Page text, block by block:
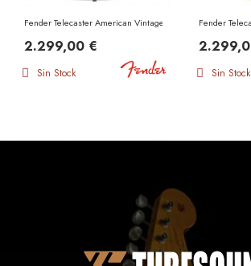
Fender Telecaster American Vintage II 1963 RW 3 Color
2.299,00 €
Sin Stock
Fender
Sin Stock